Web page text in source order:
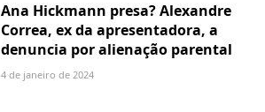
Ana Hickmann presa? Alexandre
Correa, ex da apresentadora, a
denuncia por alienação parental
4 de janeiro de 2024